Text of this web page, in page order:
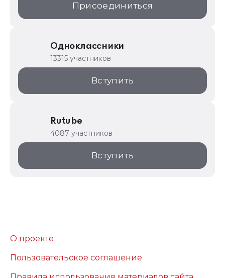
Присоединиться
Одноклассники
13315 участников
Вступить
Rutube
4087 участников
Вступить
О проекте
Пользовательское соглашение